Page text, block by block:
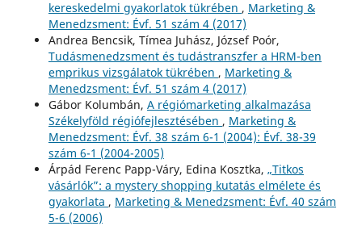
kereskedelmi gyakorlatok tükrében , Marketing &
Menedzsment: Évf. 51 szám 4 (2017)
Andrea Bencsik, Tímea Juhász, József Poór,
Tudásmenedzsment és tudástranszfer a HRM-ben
emprikus vizsgálatok tükrében , Marketing &
Menedzsment: Évf. 51 szám 4 (2017)
Gábor Kolumbán, A régiómarketing alkalmazása
Székelyföld régiófejlesztésében , Marketing &
Menedzsment: Évf. 38 szám 6-1 (2004): Évf. 38-39
szám 6-1 (2004-2005)
Árpád Ferenc Papp-Váry, Edina Kosztka, „Titkos
vásárlók”: a mystery shopping kutatás elmélete és
gyakorlata , Marketing & Menedzsment: Évf. 40 szám
5-6 (2006)